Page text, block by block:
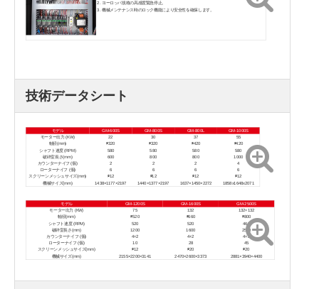
ヨーロッパ規格の高感度緊急停止。
機械メンテナンス時のロック機能により安全性を確保します。
技術データシート
モデル GM-600S GM-800S GM-800L
GM-1000S
モーター出力 (KW)
22 30 37
55
軸径(mm)
∅320 ∅320 ∅420
∅420
シャフト速度 (RPM)
580 580 580
580
破砕室長さ(mm)
600 800 800
1000
カウンターナイフ (個)
2 2 2
4
ローターナイフ (個)
6 6 6
6
スクリーンメッシュサイズ(mm)
∅12 ∅12 ∅12
∅12
機械サイズ(mm)
1438×1177×2197 1440×1377×2197 1637×1450×2272 1858x1648x2071
モデル GM-1200S GM-1600S
GM-2500S
モーター出力 (KW)
75 132
132+132
軸径(mm)
∅520 ∅660
∅800
シャフト速度 (RPM)
520 520
460
破砕室長さ(mm)
1200 1600
2500
カウンターナイフ (個)
4+2 4+2
4+2
ローターナイフ (個)
10 28
45
スクリーンメッシュサイズ(mm)
∅12 ∅20
∅20
機械サイズ(mm)
2155×2200×3141 2470×2600×3373 2881×3940×4400